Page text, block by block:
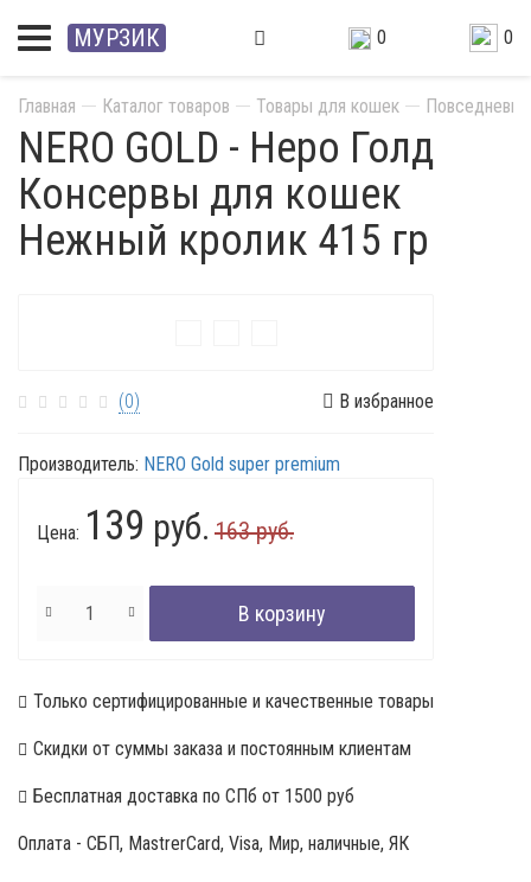
МУРЗИК 0 0
Главная Каталог товаров Товары для кошек
NERO GOLD - Неро Голд
Консервы для кошек
Нежный кролик 415 гр
(0) В избранное
Производитель: NERO Gold super premium
Цена: 139 руб. 163 руб.
Только сертифицированные и качественные товары
Скидки от суммы заказа и постоянным клиентам
Бесплатная доставка по СПб от 1500 руб
Оплата - СБП, MastrerCard, Visa, Мир, наличные, ЯК